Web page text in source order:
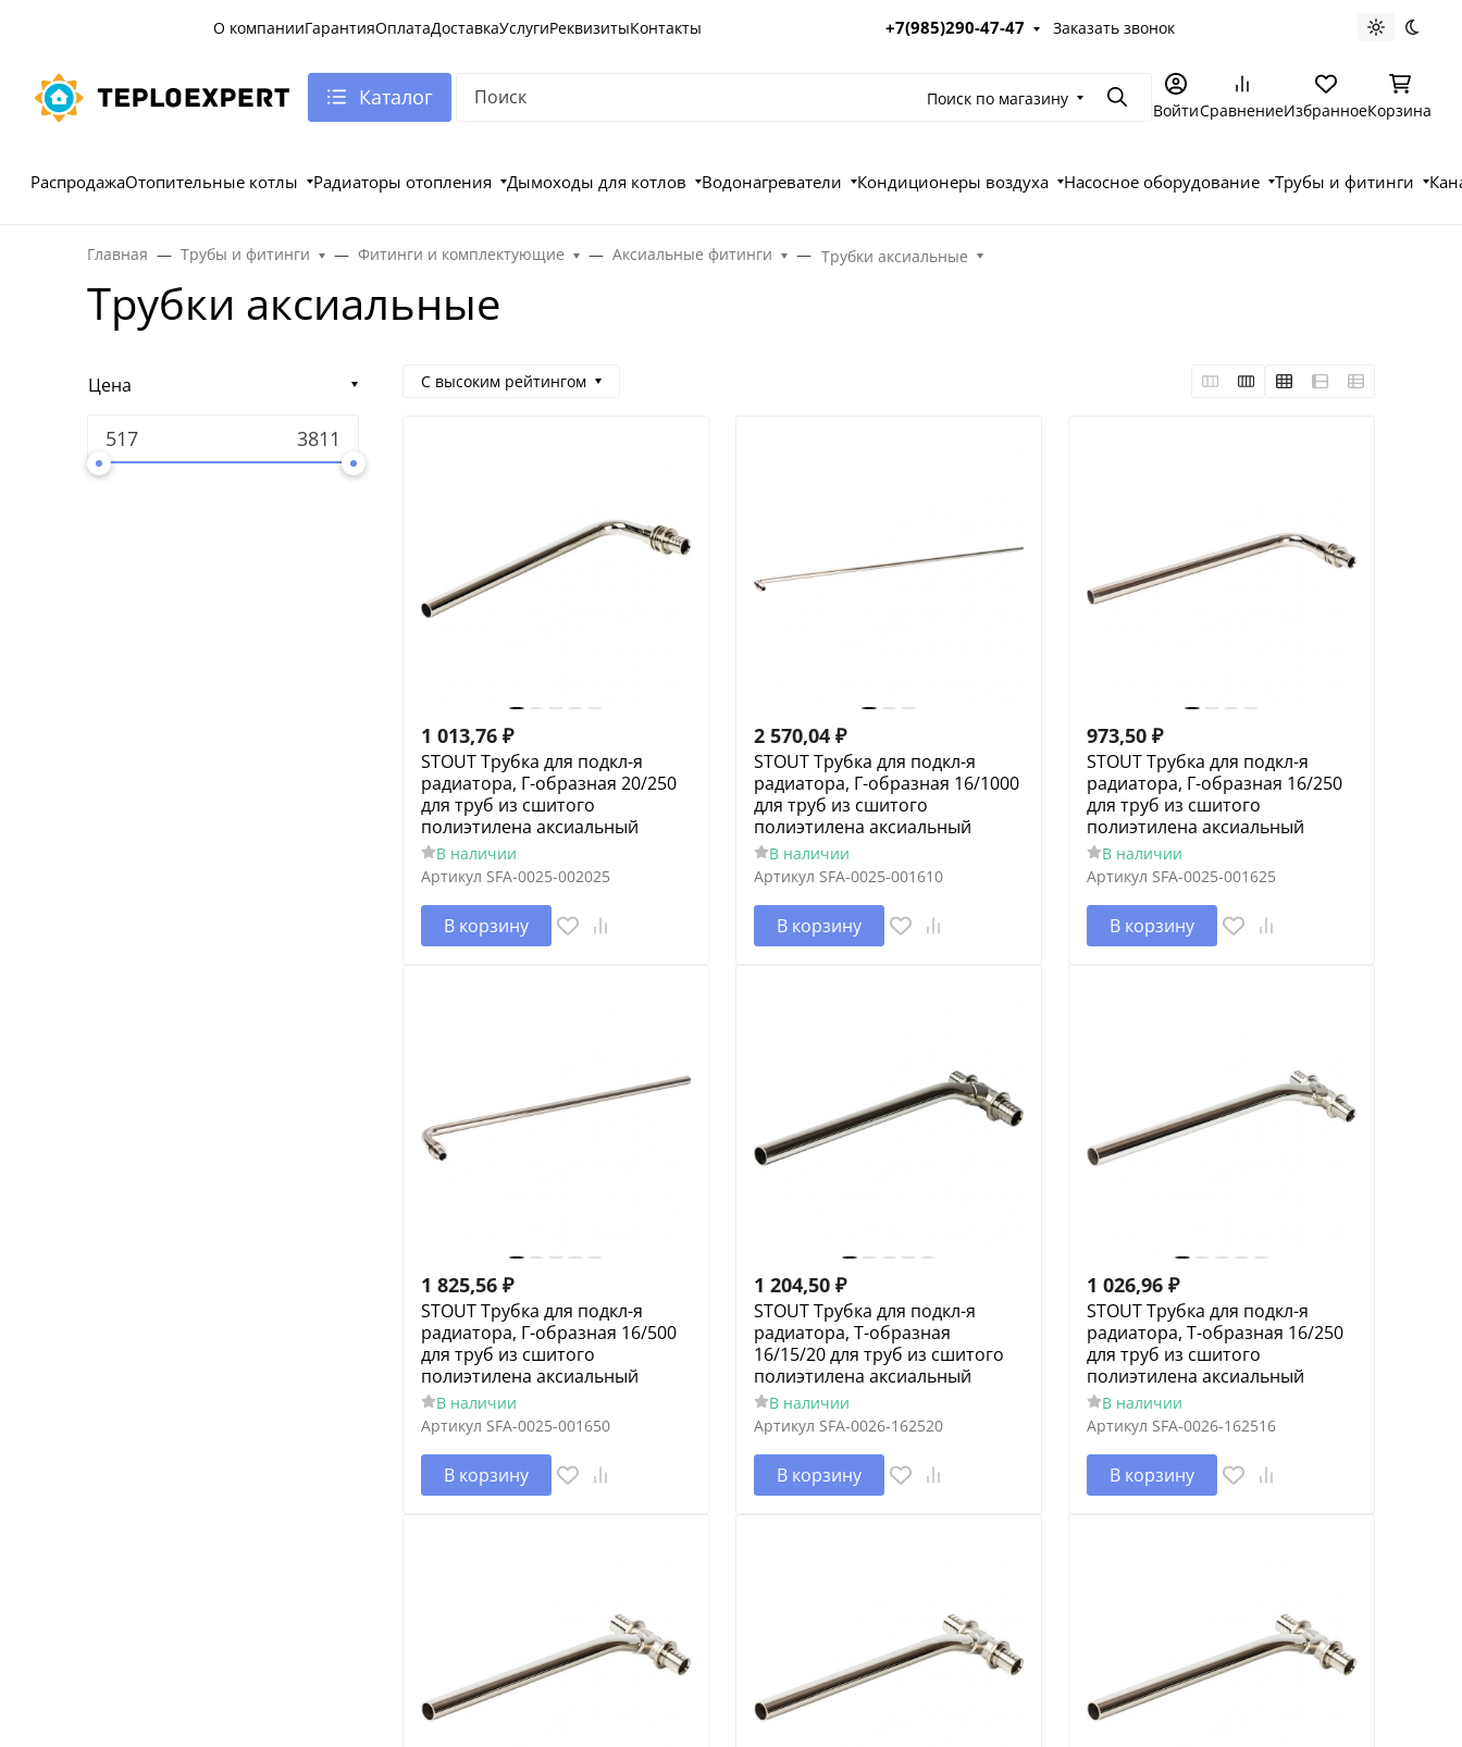
О компанииГарантияОплатаДоставкаУслугиРеквизитыКонтакты +7(985)290-47-47 Заказать звонок Светлая
Каталог Поиск по магазину ПоискВойтиСравнениеИзбранноеКорзина
РаспродажаОтопительные котлы Радиаторы отопления Дымоходы для котлов Водонагреватели Кондиционеры воздуха Насосное оборудование Трубы и фитинги
Главная Трубы и фитинги Фитинги и комплектующие Аксиальные фитинги Трубки аксиальные
Трубки аксиальные
Цена С высоким рейтингом
1 013,76 ₽
STOUT Трубка для подкл-я
радиатора, Г-образная 20/250
для труб из сшитого
полиэтилена аксиальный
В наличии
Артикул SFA-0025-002025
В корзину
2 570,04 ₽
STOUT Трубка для подкл-я
радиатора, Г-образная 16/1000
для труб из сшитого
полиэтилена аксиальный
В наличии
Артикул SFA-0025-001610
В корзину
973,50 ₽
STOUT Трубка для подкл-я
радиатора, Г-образная 16/250
для труб из сшитого
полиэтилена аксиальный
В наличии
Артикул SFA-0025-001625
В корзину
1 825,56 ₽
STOUT Трубка для подкл-я
радиатора, Г-образная 16/500
для труб из сшитого
полиэтилена аксиальный
В наличии
Артикул SFA-0025-001650
В корзину
1 204,50 ₽
STOUT Трубка для подкл-я
радиатора, Т-образная
16/15/20 для труб из сшитого
полиэтилена аксиальный
В наличии
Артикул SFA-0026-162520
В корзину
1 026,96 ₽
STOUT Трубка для подкл-я
радиатора, Т-образная 16/250
для труб из сшитого
полиэтилена аксиальный
В наличии
Артикул SFA-0026-162516
В корзину